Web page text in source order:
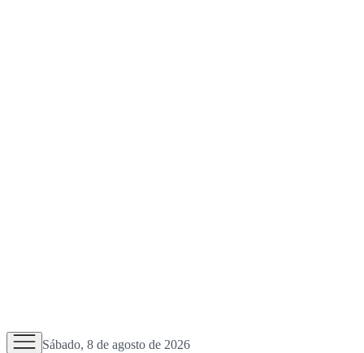
Sábado, 8 de agosto de 2026